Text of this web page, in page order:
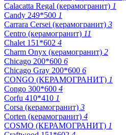
Calacatta Regal (керамогранит) 1
Candy 249*500 1
Carrara Cersei (керамогранит) 3
Centro (керамогранит) 11
Chalet 151*602 4
Charm Onyx (керамогранит) 2
Chicago 200*600 6
Chicago Gray 200*600 6
CONGO (КЕРАМОГРАНИТ) 1
Congo 300*600 4
Corfu 410*410 1
Corsa (керамогранит) 3
Corten (керамогранит) 4
COSMO (КЕРАМОГРАНИТ) 1